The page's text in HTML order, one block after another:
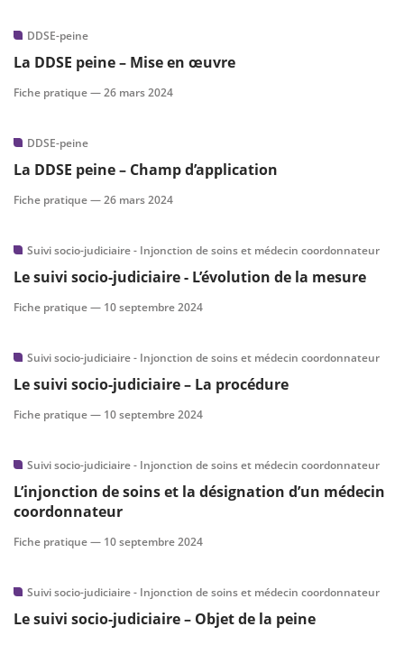
DDSE-peine
La DDSE peine – Mise en œuvre
Fiche pratique —26 mars 2024
DDSE-peine
La DDSE peine – Champ d’application
Fiche pratique —26 mars 2024
Suivi socio-judiciaire - Injonction de soins et médecin coordonnateur
Le suivi socio-judiciaire - L’évolution de la mesure
Fiche pratique — 10 septembre 2024
Suivi socio-judiciaire - Injonction de soins et médecin coordonnateur
Le suivi socio-judiciaire – La procédure
Fiche pratique — 10 septembre 2024
Suivi socio-judiciaire - Injonction de soins et médecin coordonnateur
L’injonction de soins et la désignation d’un médecin
coordonnateur
Fiche pratique — 10 septembre 2024
Suivi socio-judiciaire - Injonction de soins et médecin coordonnateur
Le suivi socio-judiciaire – Objet de la peine